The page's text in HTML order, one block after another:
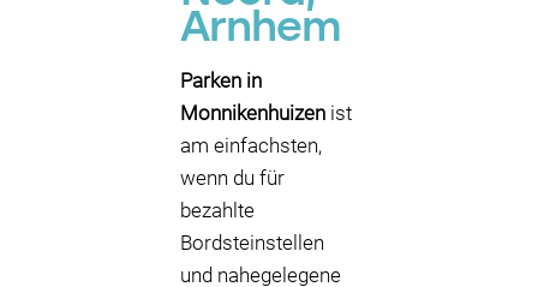
Arnhem
Parken in
Monnikenhuizen ist
am einfachsten,
wenn du für
bezahlte
Bordsteinstellen
und nahegelegene